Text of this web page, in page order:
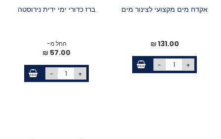
אקדח מים מקצועי לצינור מים
131.00 ₪
- +
ברז כדורי ימי ידית נירוסטה
החל מ-
57.00 ₪
- +